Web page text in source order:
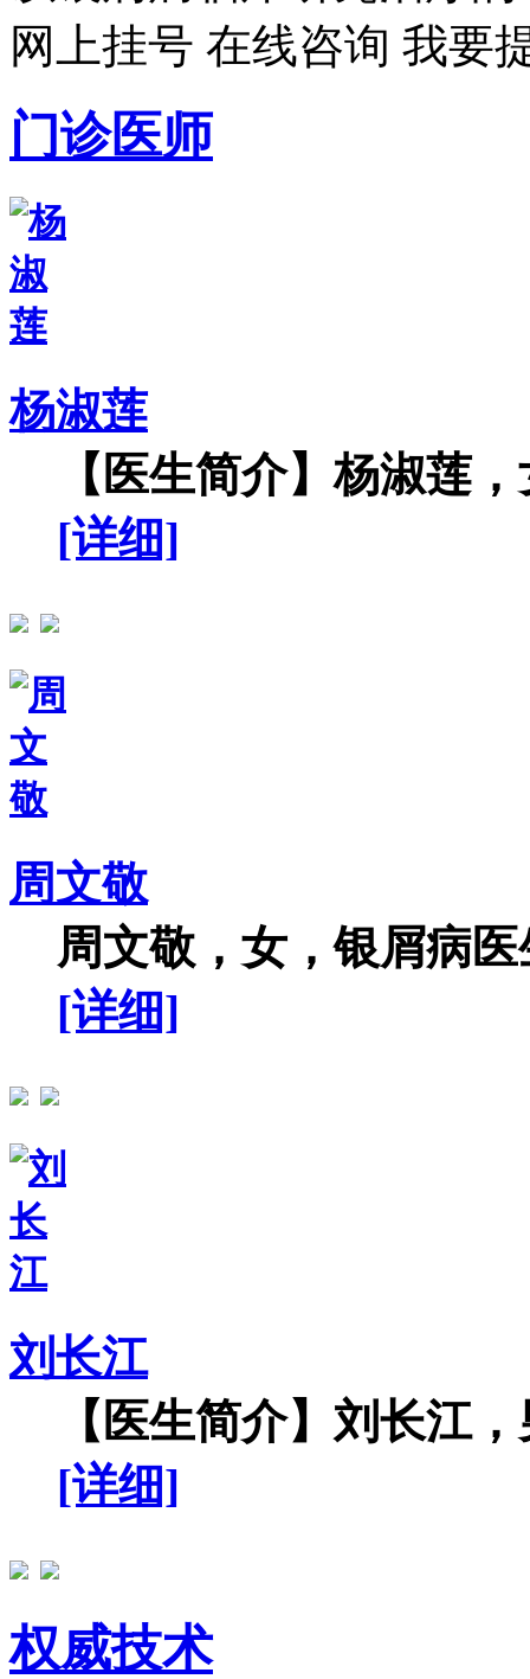
网上挂号 在线咨询 我要
门诊医师
杨淑莲
【医生简介】杨淑莲
[详细]
周文敬
周文敬，女，银屑病
[详细]
刘长江
【医生简介】刘长江
[详细]
权威技术